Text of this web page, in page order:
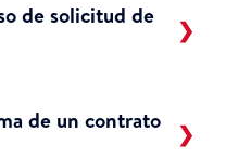
de solicitud de
de un contrato